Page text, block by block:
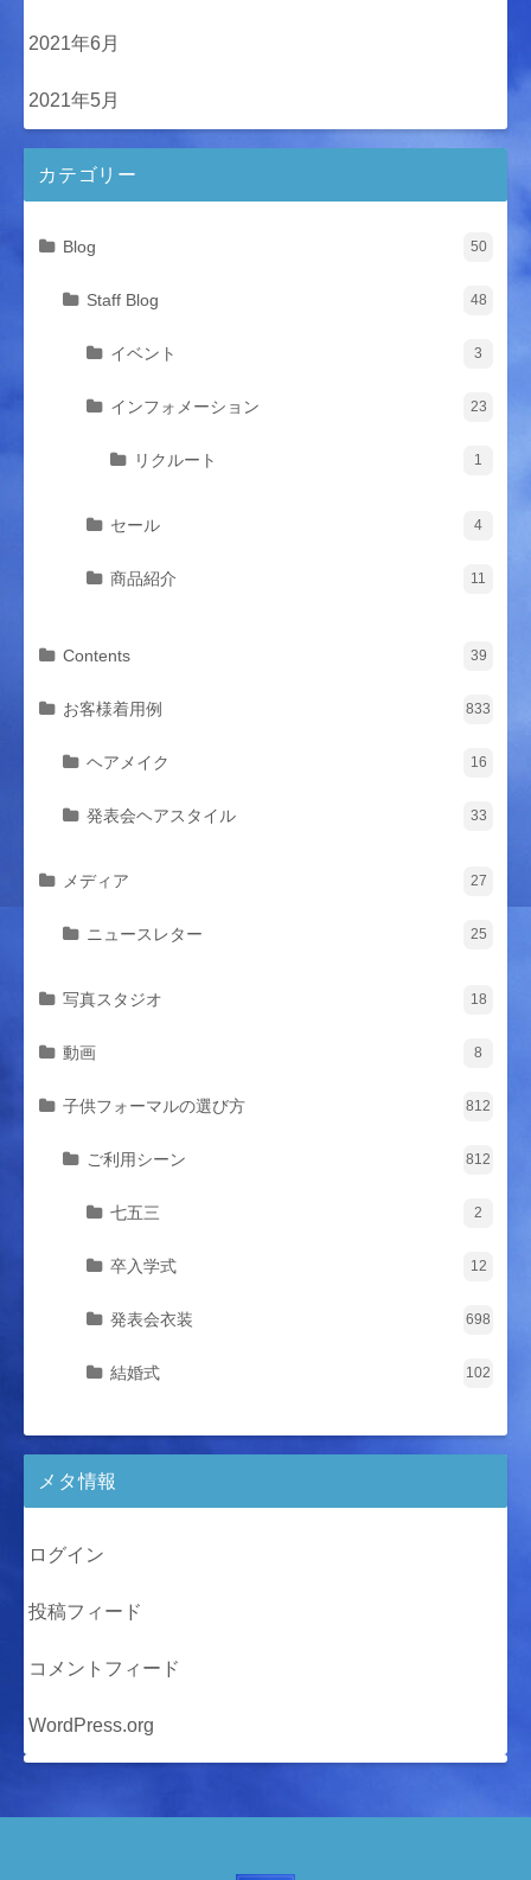
2021年6月
2021年5月
カテゴリー
Blog 50
Staff Blog 48
イベント 3
インフォメーション 23
リクルート 1
セール 4
商品紹介 11
Contents 39
お客様着用例 833
ヘアメイク 16
発表会ヘアスタイル 33
メディア 27
ニュースレター 25
写真スタジオ 18
動画 8
子供フォーマルの選び方 812
ご利用シーン 812
七五三 2
卒入学式 12
発表会衣装 698
結婚式 102
メタ情報
ログイン
投稿フィード
コメントフィード
WordPress.org